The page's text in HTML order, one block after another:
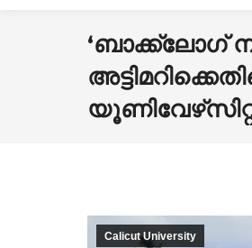
windowwindowwindowwindow
‘ബാക്ക്‌ലോഗ്
Calicut University